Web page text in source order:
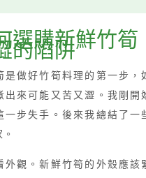
選購新鮮竹筍
的陷阱
是做好竹筍料理的第一步，
出來可能又苦又澀。我剛開
一步失手。後來我總結了一
外觀。新鮮竹筍的外殼應該